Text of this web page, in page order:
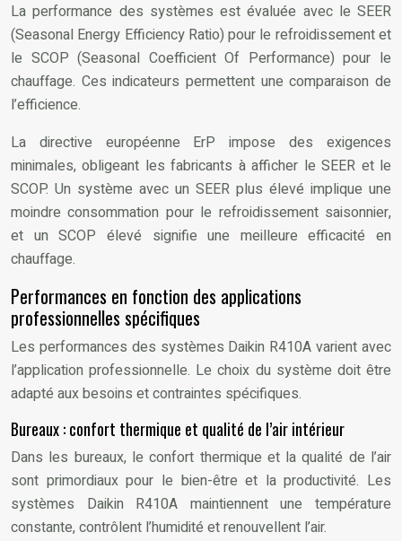
La performance des systèmes est évaluée avec le SEER
(Seasonal Energy Efficiency Ratio) pour le refroidissement et
le SCOP (Seasonal Coefficient Of Performance) pour le
chauffage. Ces indicateurs permettent une comparaison de
l’efficience.
La directive européenne ErP impose des exigences
minimales, obligeant les fabricants à afficher le SEER et le
SCOP. Un système avec un SEER plus élevé implique une
moindre consommation pour le refroidissement saisonnier,
et un SCOP élevé signifie une meilleure efficacité en
chauffage.
Performances en fonction des applications
professionnelles spécifiques
Les performances des systèmes Daikin R410A varient avec
l’application professionnelle. Le choix du système doit être
adapté aux besoins et contraintes spécifiques.
Bureaux : confort thermique et qualité de l’air intérieur
Dans les bureaux, le confort thermique et la qualité de l’air
sont primordiaux pour le bien-être et la productivité. Les
systèmes Daikin R410A maintiennent une température
constante, contrôlent l’humidité et renouvellent l’air.